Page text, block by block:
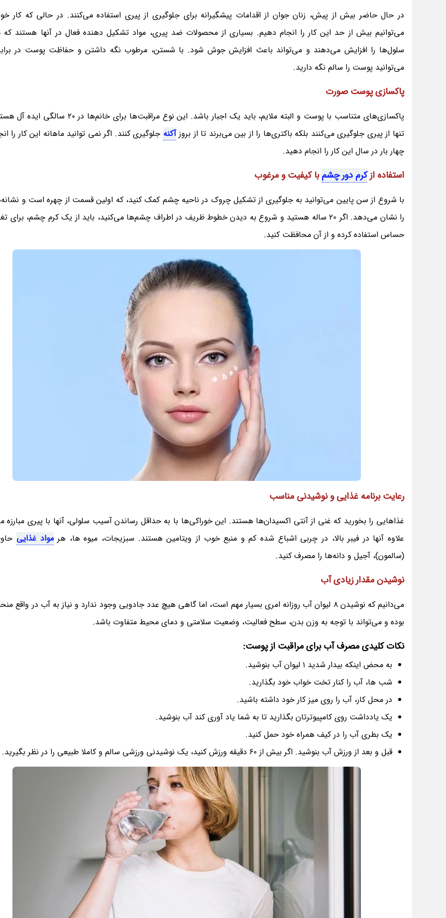
در حال حاضر بیش از پیش، زنان جوان از اقدامات پیشگیرانه برای جلوگیری از پیری استفاده می‌کنند. در حالی که کار
می‌توانیم بیش از حد این کار را انجام دهیم. بسیاری از محصولات ضد پیری، مواد تشکیل دهنده فعال در آنها هستند که
سلول‌ها را افزایش می‌دهند و می‌تواند باعث افزایش جوش شود. با شستن، مرطوب نگه داشتن و حفاظت پوست در
می‌توانید پوست را سالم نگه دارید.
پاکسازی پوست صورت
پاکسازی‌های متناسب با پوست و البته ملایم، باید یک اجبار باشد. این نوع مراقبت‌ها
تنها از پیری جلوگیری می‌کنند بلکه باکتری‌ها را از بین می‌برند تا از بروزآکنه جلوگیری کنند. اگر نمی توانید ماهانه این کار را
چهار بار در سال این کار را انجام دهید.
استفاده ازکرم دور چشمبا کیفیت و مرغوب
با شروع از سن پایین می‌توانید به جلوگیری از تشکیل چروک در ناحیه چشم کمک کنید، که اولین قسمت از چهره است و
را نشان می‌دهد. اگر 20 ساله هستید و شروع به دیدن خطوط ظریف در اطراف چشم‌ها می‌کنید، باید از یک کرم چشم، برای
حساس استفاده کرده و از آن محافظت کنید.
رعایت برنامه غذایی و نوشیدنی مناسب
غذاهایی را بخورید که غنی از آنتی اکسیدان‌ها هستند. این خوراکی‌ها با به حداقل رساندن آسیب سلولی، آنها با پیری مبارزه
علاوه آنها در فیبر بالا، در چربی اشباع شده کم و منبع خوب از ویتامین هستند. سبزیجات، میوه ها، هرمواد غذایی
(سالمون)، آجیل و دانه‌ها را مصرف کنید.
نوشیدن مقدار زیادی آب
می‌دانیم که نوشیدن 8 لیوان آب روزانه امری بسیار مهم است، اما گاهی هیچ عدد جادویی وجود ندارد و نیاز به آب در واقع
بوده و می‌تواند با توجه به وزن بدن، سطح فعالیت، وضعیت سلامتی و دمای محیط متفاوت باشد.
نکات کلیدی مصرف آب برای مراقبت از پوست:
به محض اینکه بیدار شدید 1 لیوان آب بنوشید.
شب ها، آب را کنار تخت خواب خود بگذارید.
در محل کار، آب را روی میز کار خود داشته باشید.
یک یادداشت روی کامپیوترتان بگذارید تا به شما یاد آوری کند آب بنوشید.
یک بطری آب را در کیف همراه خود حمل کنید.
قبل و بعد از ورزش آب بنوشید. اگر بیش از 60 دقیقه ورزش کنید، یک نوشیدنی ورزشی سالم و کاملا طبیعی را در نظر بگیرید.